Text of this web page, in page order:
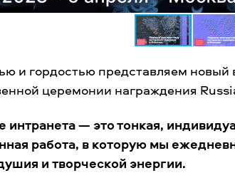
и гордостью представляем новый
церемонии награждения
интранета — это тонкая,
работа, в которую мы
и творческой энергии.